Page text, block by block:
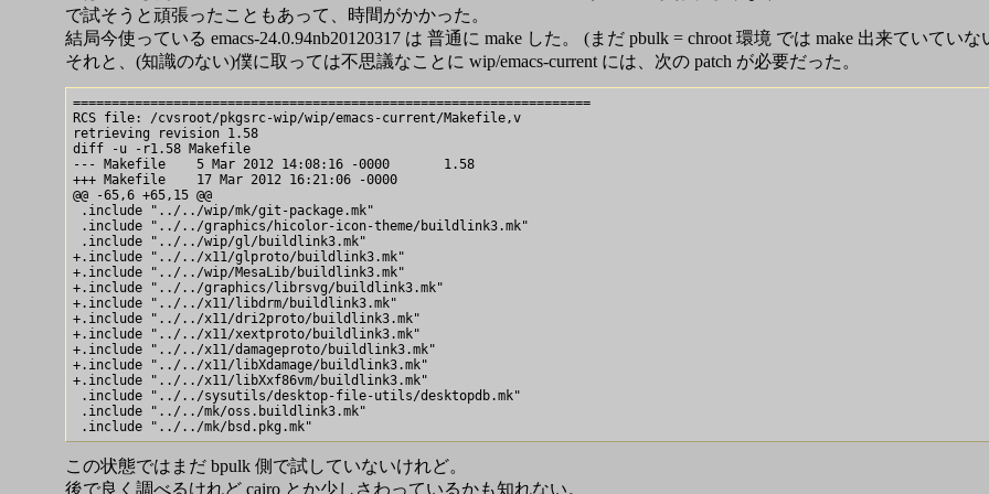
で試そうと頑張ったこともあって、時間がかかった。
結局今使っている emacs-24.0.94nb20120317 は 普通に make した。 (まだ pbulk = chroot 環境 では make 出来ていていな
それと、(知識のない)僕に取っては不思議なことに wip/emacs-current には、次の patch が必要だった。
===================================================================
RCS file: /cvsroot/pkgsrc-wip/wip/emacs-current/Makefile,v
retrieving revision 1.58
diff -u -r1.58 Makefile
--- Makefile	5 Mar 2012 14:08:16 -0000	1.58
+++ Makefile	17 Mar 2012 16:21:06 -0000
@@ -65,6 +65,15 @@
.include "../../wip/mk/git-package.mk"
.include "../../graphics/hicolor-icon-theme/buildlink3.mk"
.include "../../wip/gl/buildlink3.mk"
+.include "../../x11/glproto/buildlink3.mk"
+.include "../../wip/MesaLib/buildlink3.mk"
+.include "../../graphics/librsvg/buildlink3.mk"
+.include "../../x11/libdrm/buildlink3.mk"
+.include "../../x11/dri2proto/buildlink3.mk"
+.include "../../x11/xextproto/buildlink3.mk"
+.include "../../x11/damageproto/buildlink3.mk"
+.include "../../x11/libXdamage/buildlink3.mk"
+.include "../../x11/libXxf86vm/buildlink3.mk"
.include "../../sysutils/desktop-file-utils/desktopdb.mk"
.include "../../mk/oss.buildlink3.mk"
この状態ではまだ bpulk 側で試していないけれど。
後で良く調べるけれど cairo とか少しさわっているかも知れない。